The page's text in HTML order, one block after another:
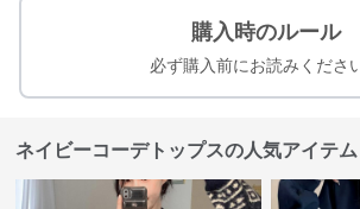
購入時のルール
必ず購入前にお読みくださ
ネイビーコーデトップスの人気アイテム